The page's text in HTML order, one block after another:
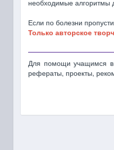
необходимые алгоритмы
Если по болезни
Только авторское
Для помощи учащимся в
рефераты, проекты,